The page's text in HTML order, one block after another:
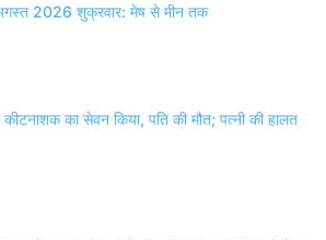
2026 शुक्रवार: मेष से मीन तक
का सेवन किया, पति की मौत; पत्नी की हालत